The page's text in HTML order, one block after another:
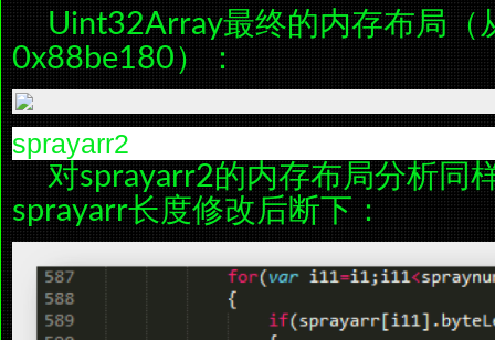
Uint32Array最终的内存布局
0x88be180）：
sprayarr2
对sprayarr2的内存布局分析同
sprayarr长度修改后断下：